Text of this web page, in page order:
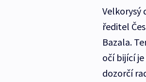
Velkorysý
ředitel
Bazala.
očí bijící
dozorčí